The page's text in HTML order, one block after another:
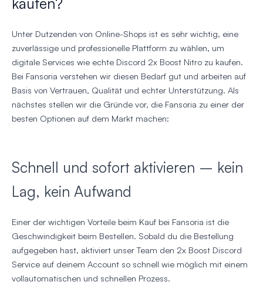
Unter Dutzenden von Online-Shops ist es sehr wichtig, eine
zuverlässige und professionelle Plattform zu wählen, um
digitale Services wie echte Discord 2x Boost Nitro zu kaufen.
Bei Fansoria verstehen wir diesen Bedarf gut und arbeiten auf
Basis von Vertrauen, Qualität und echter Unterstützung. Als
nächstes stellen wir die Gründe vor, die Fansoria zu einer der
besten Optionen auf dem Markt machen:
Schnell und sofort aktivieren – kein
Lag, kein Aufwand
Einer der wichtigen Vorteile beim Kauf bei Fansoria ist die
Geschwindigkeit beim Bestellen. Sobald du die Bestellung
aufgegeben hast, aktiviert unser Team den 2x Boost Discord
Service auf deinem Account so schnell wie möglich mit einem
vollautomatischen und schnellen Prozess.